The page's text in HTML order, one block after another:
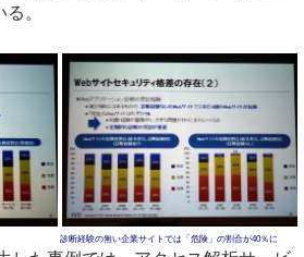
。
診断経験の無い企業サイトでは「危険」の割合が40％に